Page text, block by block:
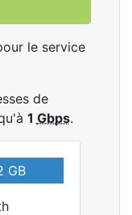
le service
de
1 Gbps.
GB